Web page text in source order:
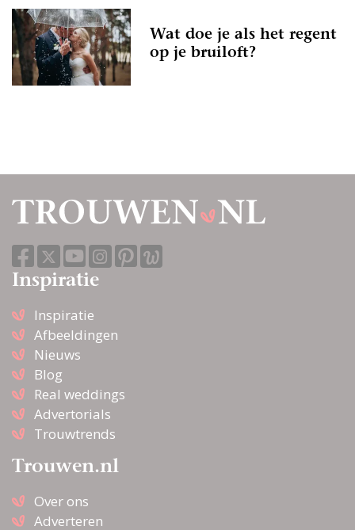
Wat doe je als het regent
op je bruiloft?
Inspiratie
Inspiratie
Afbeeldingen
Nieuws
Blog
Real weddings
Advertorials
Trouwtrends
Trouwen.nl
Over ons
Adverteren